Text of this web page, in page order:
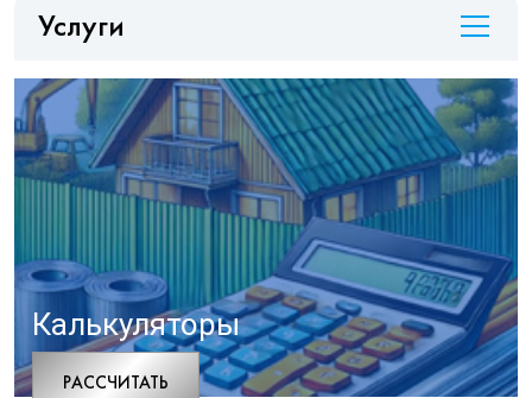
Услуги
Калькуляторы
РАCСЧИТАТЬ